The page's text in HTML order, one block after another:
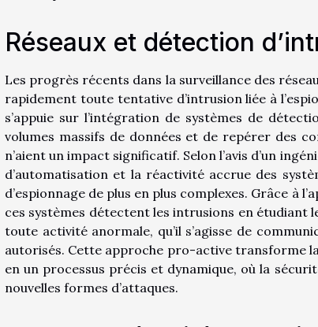
Réseaux et détection
Les progrès récents dans la surveillance des
rapidement toute tentative d’intrusion liée à
s’appuie sur l’intégration de systèmes de
volumes massifs de données et de repérer des
n’aient un impact significatif. Selon l’avis d’un
d’automatisation et la réactivité accrue des
d’espionnage de plus en plus complexes. Grâce à
ces systèmes détectent les intrusions en étudiant
toute activité anormale, qu’il s’agisse de
autorisés. Cette approche pro-active transforme
en un processus précis et dynamique, où la
nouvelles formes d’attaques.